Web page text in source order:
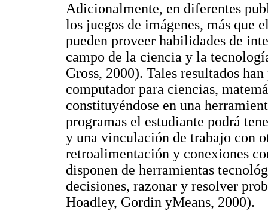
Adicionalmente, en diferentes
los juegos de imágenes, más que
pueden proveer habilidades de
campo de la ciencia y la
Gross, 2000). Tales resultados
computador para ciencias,
constituyéndose en una
programas el estudiante podrá
y una vinculación de trabajo con
retroalimentación y conexiones
disponen de herramientas
decisiones, razonar y resolver
Hoadley, Gordin yMeans, 2000).